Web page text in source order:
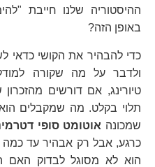
ההיסטוריה שלנו חייבת
באופן הזה?
כדי להבהיר את הקושי כדאי
ולדבר על מה שקורה
טיורינג, אם דורשים
תלוי בקלט. מה שמקבלים
שמכונה אוטומט סופי
כרגע, אבל רק אבהיר עד כמה
הוא לא מסוגל לבדוק האם